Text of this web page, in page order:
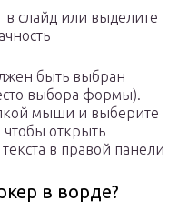
в слайд или выделите
быть выбран
выбора формы).
мыши и выберите
открыть
в правой панели
в ворде?